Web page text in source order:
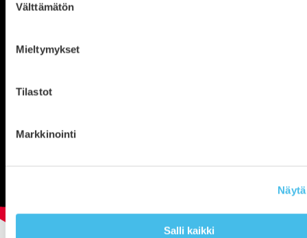
valinta
Välttämätön
Mieltymykset
Tilastot
Markkinointi
Salli kaikki